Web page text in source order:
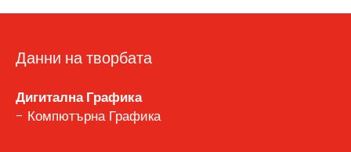
Данни на творбата
Дигитална Графика
- Компютърна Графика